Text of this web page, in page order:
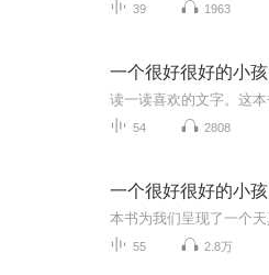
39 1963
一个很好很好的小孩
54 2808
一个很好很好的小孩
55 2.8万